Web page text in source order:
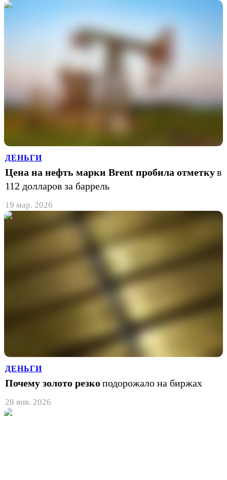
ДЕНЬГИ
Цена на нефть марки Brent пробила отметкув
112 долларов за баррель
19 мар. 2026
ДЕНЬГИ
Почему золото резкоподорожало на биржах
28 янв. 2026